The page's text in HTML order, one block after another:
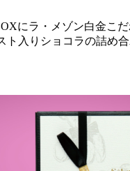
にラ・メゾン白金こ
ト入りショコラの詰め合